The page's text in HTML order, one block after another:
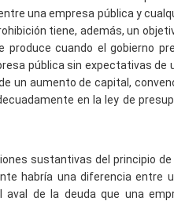
una empresa pública y
tiene, además, un
cuando el gobierno
pública sin expectativas de
un aumento de capital,
en la ley de
sustantivas del principio
habría una diferencia entre
de la deuda que una